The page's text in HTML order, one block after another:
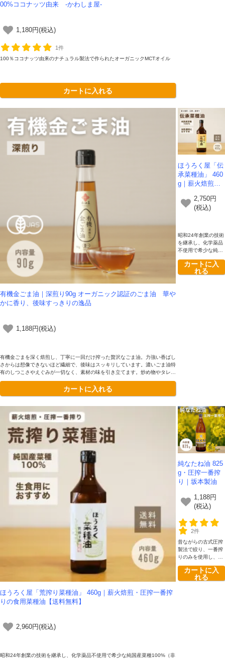
00%ココナッツ由来 -かわしま屋-
1,180円(税込)
1件
100％ココナッツ由来のナチュラル製法で作られたオーガニックMCTオイル
カートに入れる
有機金ごま油｜深煎り90g オーガニック認証のごま油 華や
かに香り、後味すっきりの逸品
1,188円(税込)
有機金ごまを深く焙煎し、丁寧に一回だけ搾った贅沢なごま油。力強い香ばし
さからは想像できないほど繊細で、後味はスッキリしています。濃いごま油特
有のしつこさやえぐみが一切なく、素材の味を引き立てます。炒め物やタレ、
カートに入れる
ほうろく屋「伝
承菜種油」 460
g｜薪火焙煎・
食用菜種油【送
料無料】
2,750円
(税込)
昭和24年創業の技術
を継承し、化学薬品
不使用で希少な純国
伝子組み換え）を使
用した食用菜種油。
カートに入
れる
ほうろく屋「荒搾り菜種油」 460g｜薪火焙煎・圧搾一番搾
りの食用菜種油【送料無料】
2,960円(税込)
昭和24年創業の技術を継承し、化学薬品不使用で希少な純国産菜種100%（非
純なたね油 825
g・圧搾一番搾
り｜坂本製油
1,188円
(税込)
2件
昔ながらの古式圧搾
製法で絞り、一番搾
りのみを使用し、無
ています。精製にあ
たっては、化学薬品
カートに入
れる
新規会員様限定
今すぐ使える300 円OFFクーポン を
ご用意しました🎁
会員登録ありがとうございます！
新規会員様限定
300 円OFF
対象者：かわしま屋で初めてお買い物をされる方
利用条件：3,000円以上のお買い物でご利用いただけます
ご利用回数：お一人様1回限り
※他のクーポンとの併用はできません
クーポンのご利用方法はこちら >>